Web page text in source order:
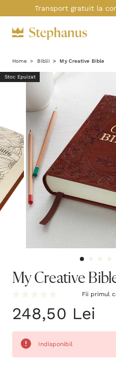
Transport gratuit la
Home Biblii My Creative Bible
Stoc Epuizat
My Creative
Fii primul
248,50 Lei
Indisponibil